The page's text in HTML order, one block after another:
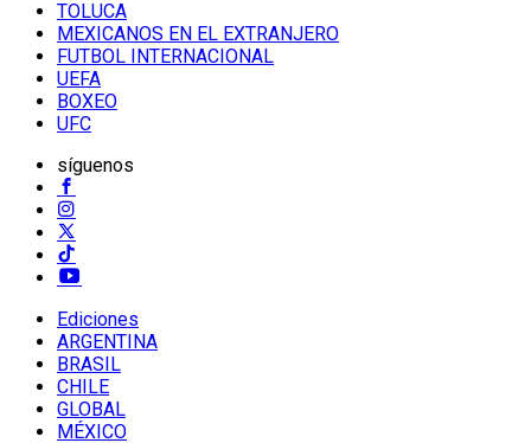
TOLUCA
MEXICANOS EN EL EXTRANJERO
FUTBOL INTERNACIONAL
UEFA
BOXEO
UFC
síguenos
Ediciones
ARGENTINA
BRASIL
CHILE
GLOBAL
MÉXICO